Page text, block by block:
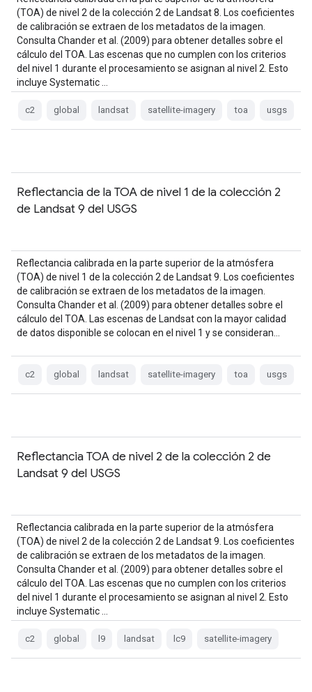
(TOA) de nivel 2 de la colección 2 de Landsat 8. Los coeficientes
de calibración se extraen de los metadatos de la imagen.
Consulta Chander et al. (2009) para obtener detalles sobre el
cálculo del TOA. Las escenas que no cumplen con los criterios
del nivel 1 durante el procesamiento se asignan al nivel 2. Esto
incluye Systematic …
c2 global landsat satellite-imagery toa usgs
Reflectancia de la TOA de nivel 1 de la colección 2
de Landsat 9 del USGS
Reflectancia calibrada en la parte superior de la atmósfera
(TOA) de nivel 1 de la colección 2 de Landsat 9. Los coeficientes
de calibración se extraen de los metadatos de la imagen.
Consulta Chander et al. (2009) para obtener detalles sobre el
cálculo del TOA. Las escenas de Landsat con la mayor calidad
de datos disponible se colocan en el nivel 1 y se consideran…
c2 global landsat satellite-imagery toa usgs
Reflectancia TOA de nivel 2 de la colección 2 de
Landsat 9 del USGS
Reflectancia calibrada en la parte superior de la atmósfera
(TOA) de nivel 2 de la colección 2 de Landsat 9. Los coeficientes
de calibración se extraen de los metadatos de la imagen.
Consulta Chander et al. (2009) para obtener detalles sobre el
cálculo del TOA. Las escenas que no cumplen con los criterios
del nivel 1 durante el procesamiento se asignan al nivel 2. Esto
incluye Systematic …
c2 global l9 landsat lc9 satellite-imagery